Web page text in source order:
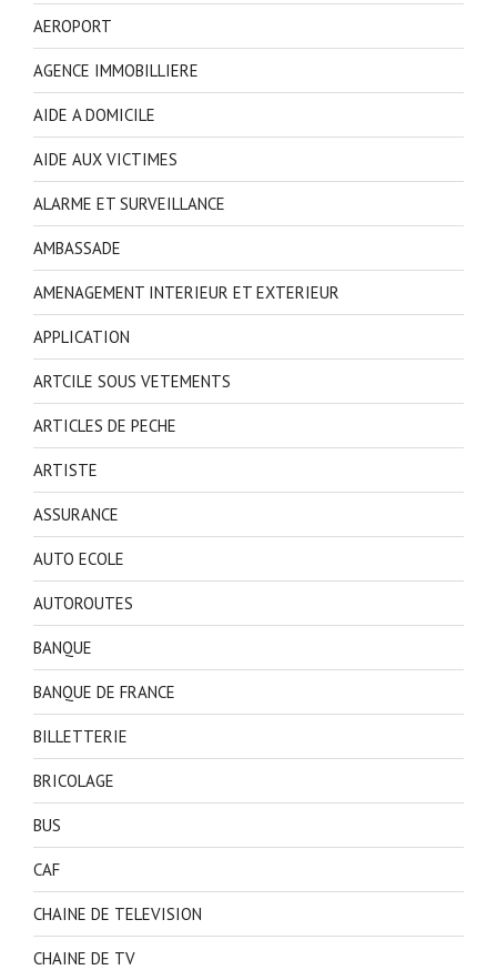
AEROPORT
AGENCE IMMOBILLIERE
AIDE A DOMICILE
AIDE AUX VICTIMES
ALARME ET SURVEILLANCE
AMBASSADE
AMENAGEMENT INTERIEUR ET EXTERIEUR
APPLICATION
ARTCILE SOUS VETEMENTS
ARTICLES DE PECHE
ARTISTE
ASSURANCE
AUTO ECOLE
AUTOROUTES
BANQUE
BANQUE DE FRANCE
BILLETTERIE
BRICOLAGE
BUS
CAF
CHAINE DE TELEVISION
CHAINE DE TV